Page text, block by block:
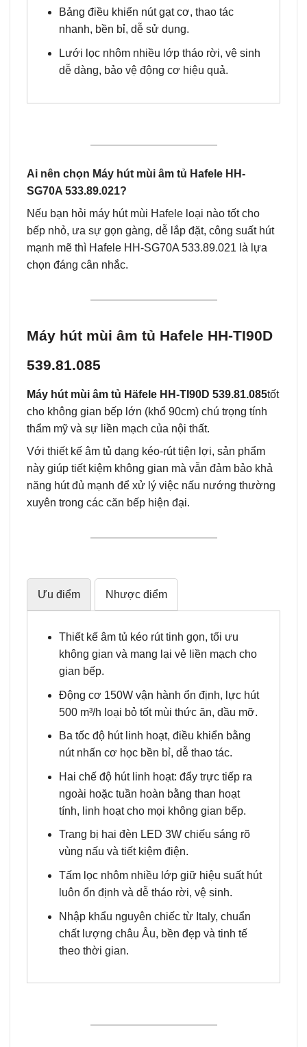
Bảng điều khiển nút gạt cơ, thao tác
nhanh, bền bỉ, dễ sử dụng.
Lưới lọc nhôm nhiều lớp tháo rời, vệ sinh
dễ dàng, bảo vệ động cơ hiệu quả.
Ai nên chọn Máy hút mùi âm tủ Hafele HH-
SG70A 533.89.021?
Nếu bạn hỏi máy hút mùi Hafele loại nào tốt cho
bếp nhỏ, ưa sự gọn gàng, dễ lắp đặt, công suất hút
mạnh mẽ thì Hafele HH-SG70A 533.89.021 là lựa
chọn đáng cân nhắc.
Máy hút mùi âm tủ Hafele HH-TI90D
539.81.085
Máy hút mùi âm tủ Häfele HH‑TI90D 539.81.085tốt
cho không gian bếp lớn (khổ 90cm) chú trọng tính
thẩm mỹ và sự liền mạch của nội thất.
Với thiết kế âm tủ dạng kéo-rút tiện lợi, sản phẩm
này giúp tiết kiệm không gian mà vẫn đảm bảo khả
năng hút đủ mạnh để xử lý việc nấu nướng thường
xuyên trong các căn bếp hiện đại.
Ưu điểm Nhược điểm
Thiết kế âm tủ kéo rút tinh gọn, tối ưu
không gian và mang lại vẻ liền mạch cho
gian bếp.
Động cơ 150W vận hành ổn định, lực hút
500 m³/h loại bỏ tốt mùi thức ăn, dầu mỡ.
Ba tốc độ hút linh hoạt, điều khiển bằng
nút nhấn cơ học bền bỉ, dễ thao tác.
Hai chế độ hút linh hoạt: đẩy trực tiếp ra
ngoài hoặc tuần hoàn bằng than hoạt
tính, linh hoạt cho mọi không gian bếp.
Trang bị hai đèn LED 3W chiếu sáng rõ
vùng nấu và tiết kiệm điện.
Tấm lọc nhôm nhiều lớp giữ hiệu suất hút
luôn ổn định và dễ tháo rời, vệ sinh.
Nhập khẩu nguyên chiếc từ Italy, chuẩn
chất lượng châu Âu, bền đẹp và tinh tế
theo thời gian.